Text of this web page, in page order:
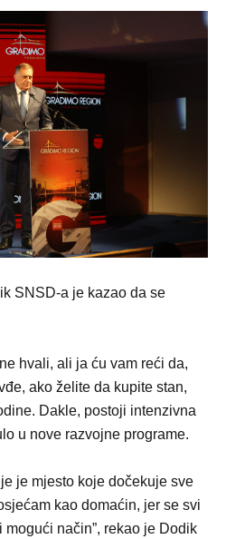
SNSD-a je kazao da se
hvali, ali ja ću vam reći da,
ako želite da kupite stan,
Dakle, postoji intenzivna
u nove razvojne programe.
je mjesto koje dočekuje sve
kao domaćin, jer se svi
način”, rekao je Dodik